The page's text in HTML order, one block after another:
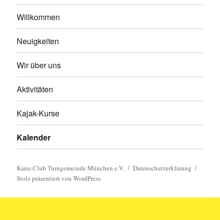
Willkommen
Neuigkeiten
Wir über uns
Aktivitäten
Kajak-Kurse
Kalender
Kanu-Club Turngemeinde München e.V.
Datenschutzerklärung
Stolz präsentiert von WordPress